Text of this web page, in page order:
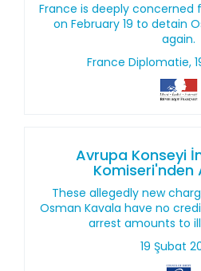
France is deeply concerned
on February 19 to detain
again.
France Diplomatie,
Avrupa Konseyi
Komiseri'nden
These allegedly new
Osman Kavala have no
arrest amounts to
19 Şubat